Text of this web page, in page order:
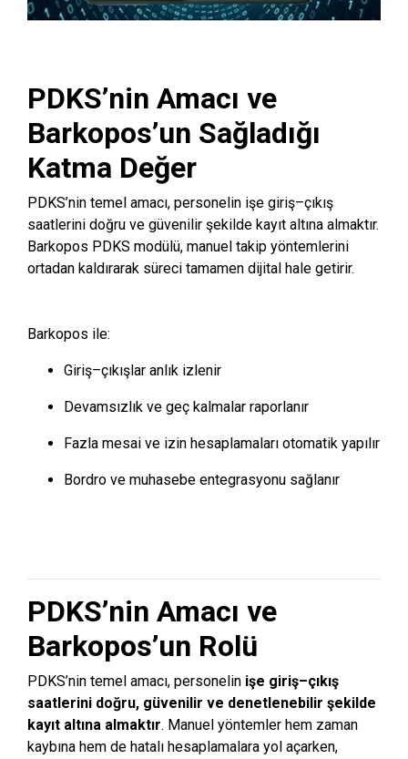
PDKS’nin Amacı ve
Barkopos’un Sağladığı
Katma Değer
PDKS’nin temel amacı, personelin işe giriş–çıkış
saatlerini doğru ve güvenilir şekilde kayıt altına almaktır.
Barkopos PDKS modülü, manuel takip yöntemlerini
ortadan kaldırarak süreci tamamen dijital hale getirir.
Barkopos ile:
Giriş–çıkışlar anlık izlenir
Devamsızlık ve geç kalmalar raporlanır
Fazla mesai ve izin hesaplamaları otomatik yapılır
Bordro ve muhasebe entegrasyonu sağlanır
PDKS’nin Amacı ve
Barkopos’un Rolü
PDKS’nin temel amacı, personelin işe giriş–çıkış
saatlerini doğru, güvenilir ve denetlenebilir şekilde
kayıt altına almaktır. Manuel yöntemler hem zaman
kaybına hem de hatalı hesaplamalara yol açarken,